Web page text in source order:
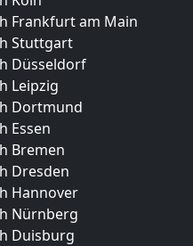
Frankfurt am Main
Stuttgart
Düsseldorf
Leipzig
Dortmund
Essen
Bremen
Dresden
Hannover
Nürnberg
Duisburg